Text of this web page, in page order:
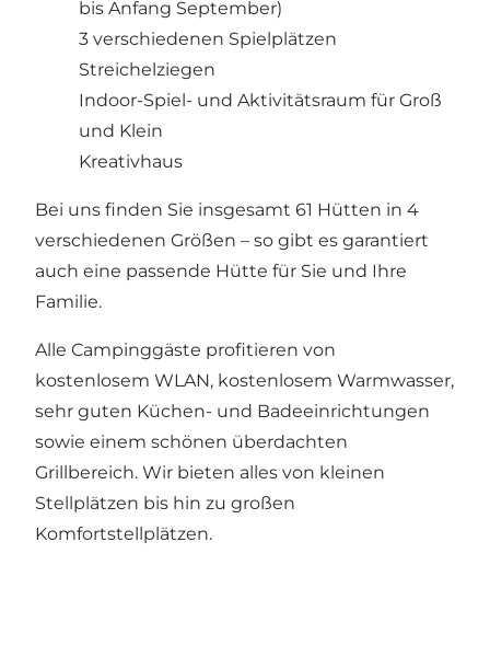
bis Anfang September)
3 verschiedenen Spielplätzen
Streichelziegen
Indoor-Spiel- und Aktivitätsraum für Groß
und Klein
Kreativhaus
Bei uns finden Sie insgesamt 61 Hütten in 4
verschiedenen Größen – so gibt es garantiert
auch eine passende Hütte für Sie und Ihre
Familie.
Alle Campinggäste profitieren von
kostenlosem WLAN, kostenlosem Warmwasser,
sehr guten Küchen- und Badeeinrichtungen
sowie einem schönen überdachten
Grillbereich. Wir bieten alles von kleinen
Stellplätzen bis hin zu großen
Komfortstellplätzen.